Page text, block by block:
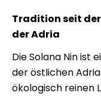
Tradition seit
der Adria
Die Solana Nin ist
der östlichen
ökologisch reinen